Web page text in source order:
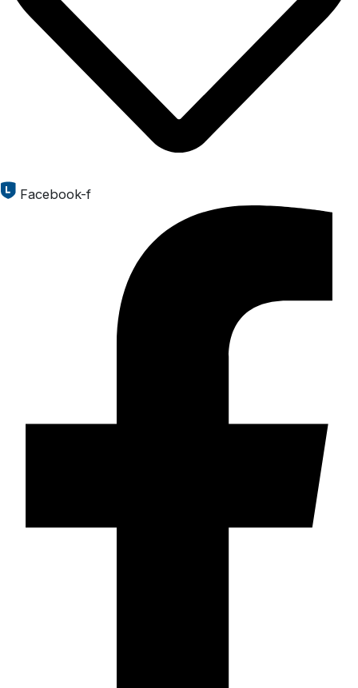
Facebook-f